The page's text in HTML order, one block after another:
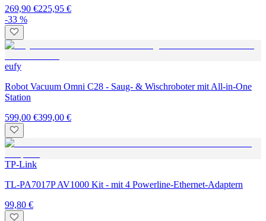
269,90 €225,95 €
-33 %
eufy
Robot Vacuum Omni C28 - Saug- & Wischroboter mit All-in-One
Station
599,00 €399,00 €
TP-Link
TL-PA7017P AV1000 Kit - mit 4 Powerline-Ethernet-Adaptern
99,80 €